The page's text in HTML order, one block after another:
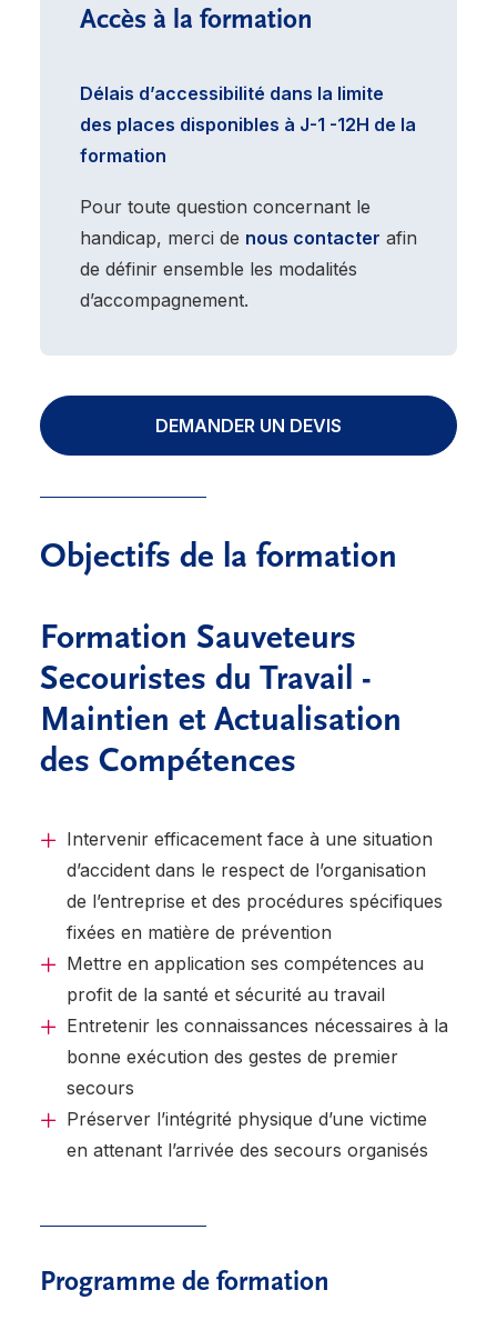
Objectifs de la formation
Formation Sauveteurs
Secouristes du Travail -
Maintien et Actualisation
des Compétences
Intervenir efficacement face à une situation
d’accident dans le respect de l’organisation
de l’entreprise et des procédures spécifiques
fixées en matière de prévention
Mettre en application ses compétences au
profit de la santé et sécurité au travail
Entretenir les connaissances nécessaires à la
bonne exécution des gestes de premier
secours
Préserver l’intégrité physique d’une victime
en attenant l’arrivée des secours organisés
Programme de formation
Accès à la formation
Délais d’accessibilité dans la limite
des places disponibles à J-1 -12H de la
formation
Pour toute question concernant le
handicap, merci de nous contacter afin
de définir ensemble les modalités
d’accompagnement.
DEMANDER UN DEVIS